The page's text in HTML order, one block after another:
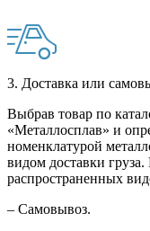
3. Доставка или
Выбрав товар по
«Металлосплав» и
номенклатурой
видом доставки
распространенных
– Самовывоз.